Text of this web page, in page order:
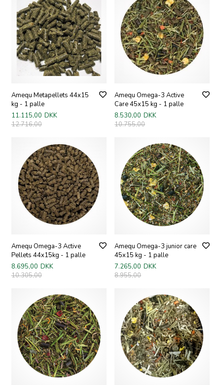
Amequ Metapellets 44x15
kg - 1 palle
11.115,00 DKK
12.716,00
Amequ Omega-3 Active
Care 45x15 kg - 1 palle
8.530,00 DKK
10.755,00
Amequ Omega-3 Active
Pellets 44x15kg - 1 palle
8.695,00 DKK
10.305,00
Amequ Omega-3 junior care
45x15 kg - 1 palle
7.265,00 DKK
8.955,00